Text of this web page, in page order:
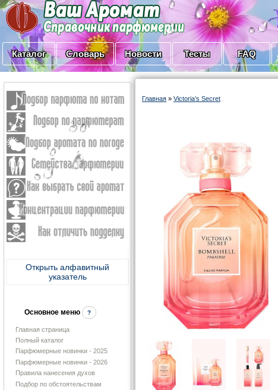
Каталог Словарь Новости Тесты FAQ
Открыть алфавитный
указатель
Основное меню ?
Главная страница
Полный каталог
Парфюмерные новинки - 2025
Парфюмерные новинки - 2026
Правила нанесения духов
Подбор по обстоятельствам
Главная » Victoria’s Secret